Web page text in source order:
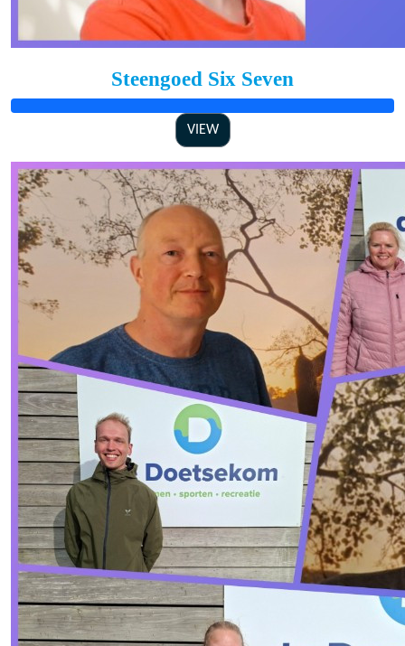
Steengoed Six Seven
VIEW